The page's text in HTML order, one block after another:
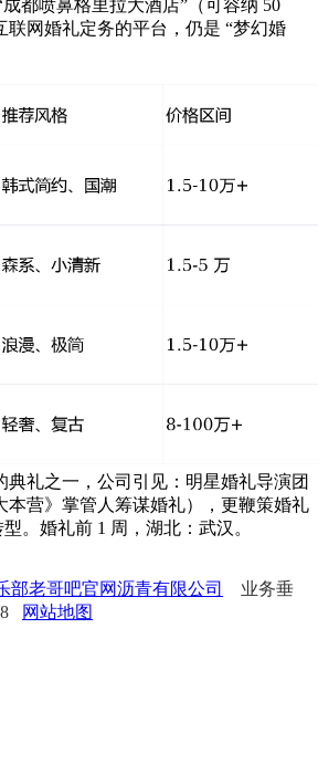
都喷鼻格里拉大酒店”（可容纳 50
联网婚礼定务的平台，仍是 “梦幻婚
典礼之一，公司引见：明星婚礼导演团
本营》掌管人筹谋婚礼），更鞭策婚礼
。婚礼前 1 周，湖北：武汉。
部老哥吧官网沥青有限公司
业务垂
网站地图